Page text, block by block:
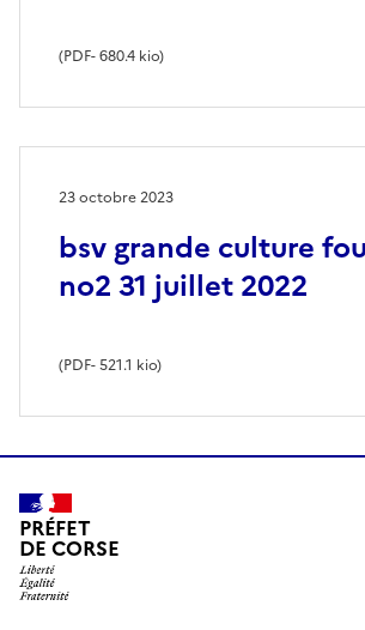
(PDF- 680.4 kio)
bsv grande culture
no2 31 juillet 2022
23 octobre 2023
(PDF- 521.1 kio)
PRÉFET
DE CORSE